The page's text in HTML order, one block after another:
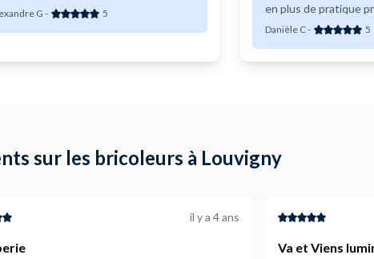
G- 5
en plus de pratique
Danièle C- 5
sur les bricoleurs à Louvigny
il y a 4 ans
Va et Viens